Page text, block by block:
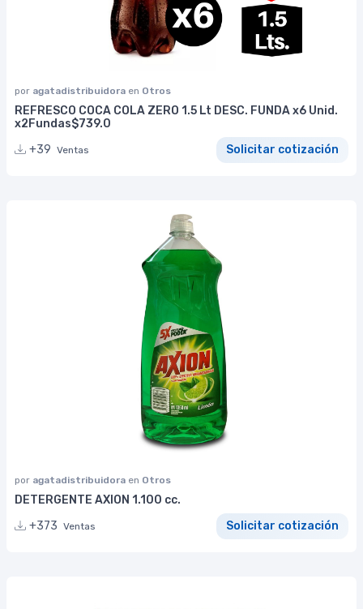
por agatadistribuidora en Otros
REFRESCO COCA COLA ZERO 1.5 Lt DESC. FUNDA x6 Unid.
x2Fundas$739.0
+39 Ventas Solicitar cotización
por agatadistribuidora en Otros
DETERGENTE AXION 1.100 cc.
+373 Ventas Solicitar cotización